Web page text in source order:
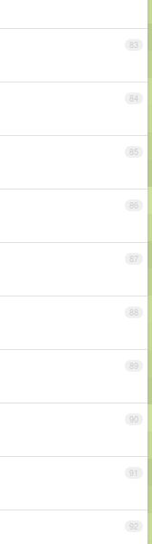
83
84
85
86
87
88
89
90
91
92